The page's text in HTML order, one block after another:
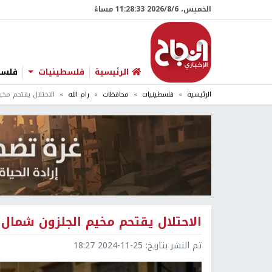
الخميس، 6/‏8/‏2026 11:28:34 مساءً
الرئيسية فلسطينيات
الرئيسية فلسطينيات محافظات رام الله الاحتلال يقتحم
الاحتلال يقتحم مخيم الجلزون شمال
تم النشر بتاريخ: 2024-11-25 18:27